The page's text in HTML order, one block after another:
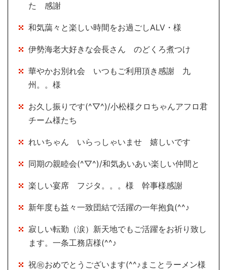
た 感謝
和気藹々と楽しい時間をお過ごしALV・様
伊勢海老大好きな会長さん のどくろ煮つけ
華やかお別れ会 いつもご利用頂き感謝 九
州。。様
お久し振りです(^▽^)/小松様クロちゃんアフロ君
チーム様たち
れいちゃん いらっしゃいませ 嬉しいです
同期の親睦会(^▽^)/和気あいあい楽しい仲間と
楽しい宴席 フジタ。。。様 幹事様感謝
新年度も益々一致団結で活躍の一年抱負(^^♪
寂しい転勤（涙）新天地でもご活躍をお祈り致し
ます。一条工務店様(^^♪
祝㊗おめでとうございます(^^♪まことラーメン様